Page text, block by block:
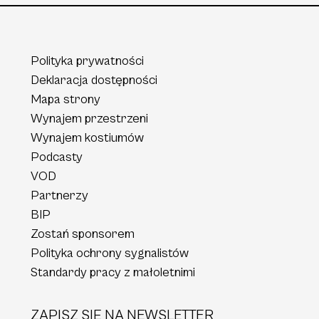
Polityka prywatności
Deklaracja dostępności
Mapa strony
Wynajem przestrzeni
Wynajem kostiumów
Podcasty
VOD
Partnerzy
BIP
Zostań sponsorem
Polityka ochrony sygnalistów
Standardy pracy z małoletnimi
ZAPISZ SIĘ NA NEWSLETTER